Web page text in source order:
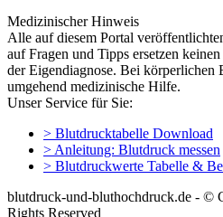
Medizinischer Hinweis
Alle auf diesem Portal
auf Fragen und Tipps ersetzen
der Eigendiagnose. Bei körperlichen
umgehend medizinische Hilfe.
Unser Service für Sie:
> Blutdrucktabelle Download
> Anleitung: Blutdruck messen
> Blutdruckwerte Tabelle &
blutdruck-und-bluthochdruck.de - ©
Rights Reserved